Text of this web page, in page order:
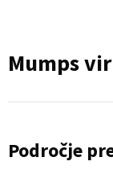
Mumps
Področje